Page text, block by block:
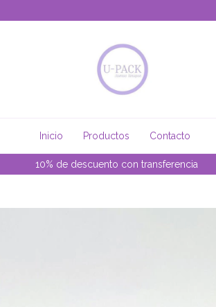
10% de descuento con transferencia
Inicio Productos Contacto